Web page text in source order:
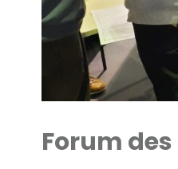
Forum